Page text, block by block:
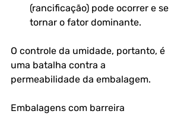
(rancificação) pode ocorrer e se
tornar o fator dominante.
O controle da umidade, portanto, é
uma batalha contra a
permeabilidade da embalagem.
Embalagens com barreira